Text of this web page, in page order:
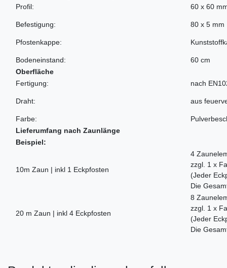
Profil:
Befestigung:
Pfostenkappe:
Bodeneinstand:
60 x 60
80 x 5 mm
60 cm
Oberfläche
Fertigung:
Draht:
Farbe:
nach
aus
Lieferumfang nach Zaunlänge
Beispiel:
10m Zaun | inkl 1 Eckpfosten
4
zzgl. 1 x
(Jeder
Die
20 m Zaun | inkl 4 Eckpfosten
8
zzgl. 1 x
(Jeder
Die